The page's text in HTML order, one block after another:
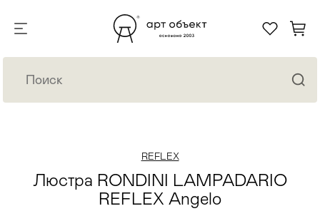
REFLEX
Люстра RONDINI LAMPADARIO
REFLEX Angelo